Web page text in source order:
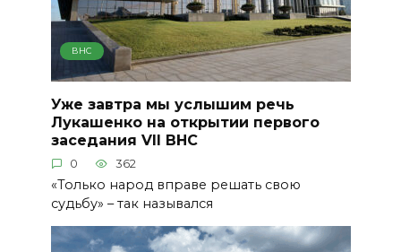
ВНС
Уже завтра мы услышим речь
Лукашенко на открытии первого
заседания VII ВНС
0 362
«Только народ вправе решать свою
судьбу» – так назывался